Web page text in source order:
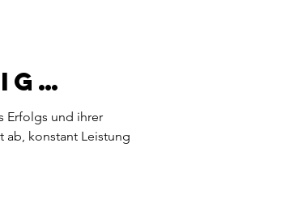
Erfolgs und ihrer
ab, konstant Leistung